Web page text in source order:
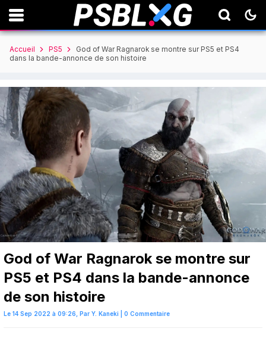
Accueil PS5
God of War Ragnarok se montre sur PS5 et PS4
dans la bande-annonce de son histoire
God of War Ragnarok se montre sur
PS5 et PS4 dans la bande-annonce
de son histoire
Le 14 Sep 2022 à 09:26, Par Y. Kaneki 0 Commentaire